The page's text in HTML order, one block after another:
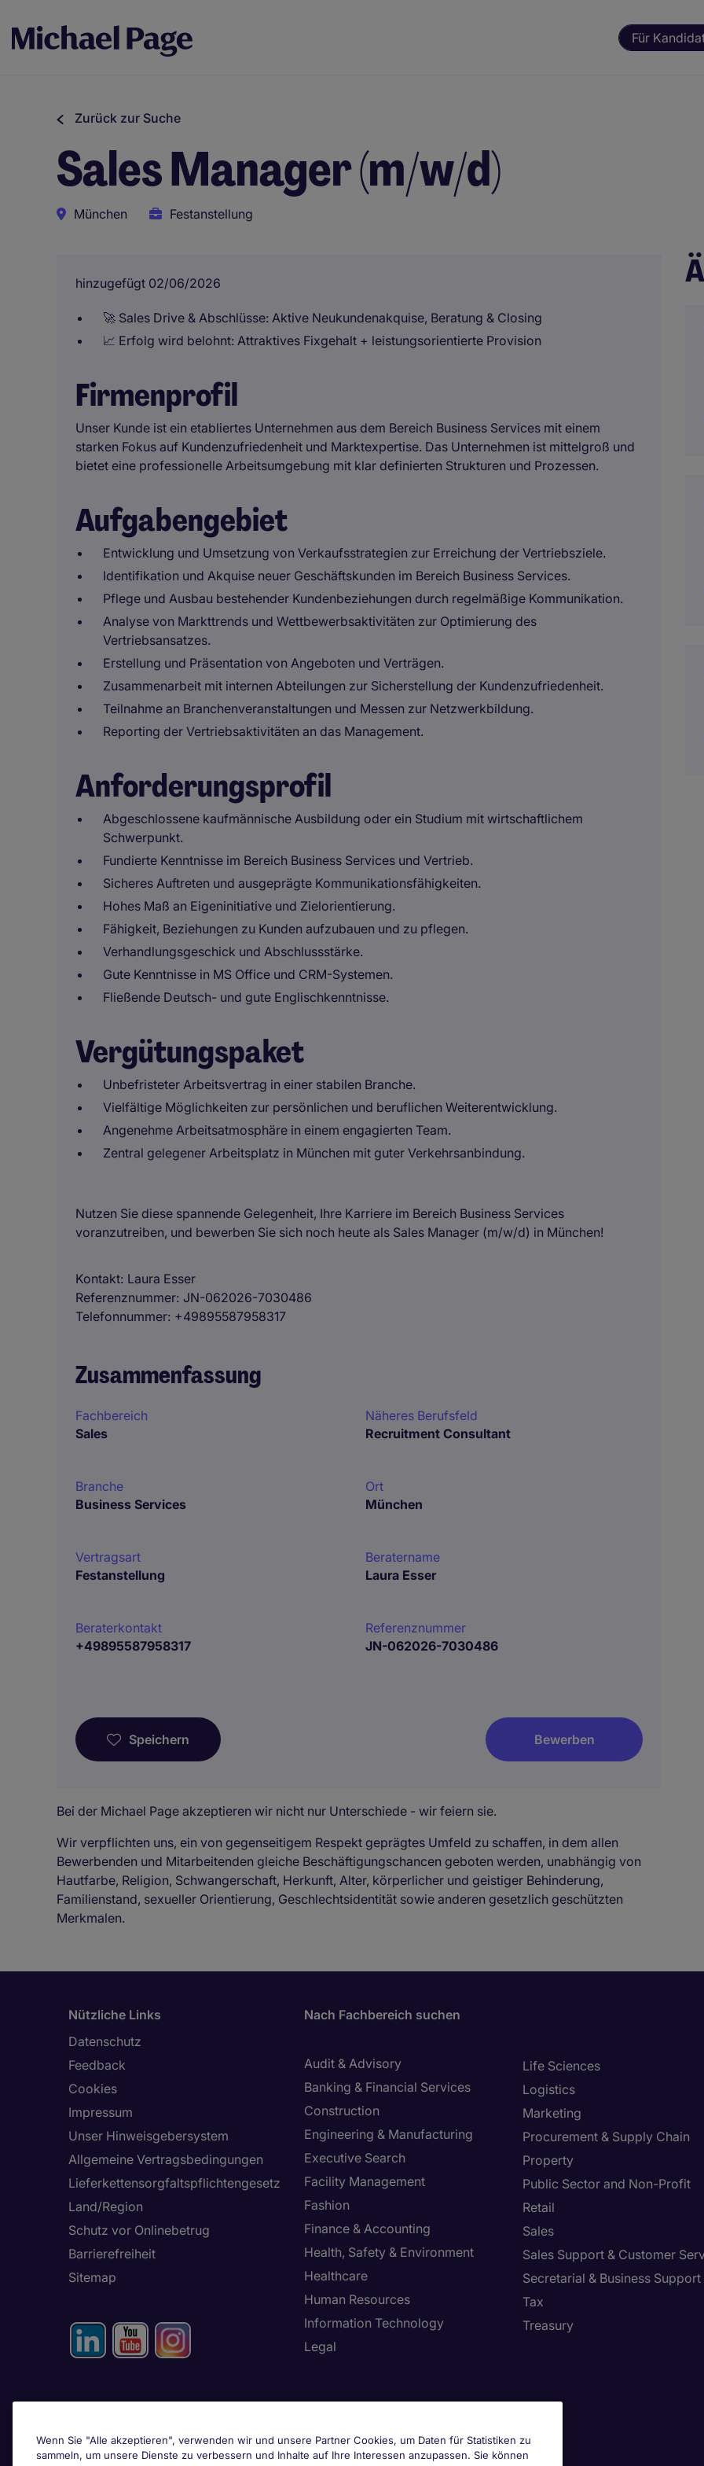
Für
Zurück zur Suche
Sales Manager (m/w/d)
München Festanstellung
hinzugefügt 02/06/2026
🚀 Sales Drive & Abschlüsse: Aktive Neukundenakquise, Beratung & Closing
📈 Erfolg wird belohnt: Attraktives Fixgehalt + leistungsorientierte Provision
Firmenprofil
Unser Kunde ist ein etabliertes Unternehmen aus dem Bereich Business Services mit einem
starken Fokus auf Kundenzufriedenheit und Marktexpertise. Das Unternehmen ist mittelgroß und
bietet eine professionelle Arbeitsumgebung mit klar definierten Strukturen und Prozessen.
Aufgabengebiet
Entwicklung und Umsetzung von Verkaufsstrategien zur Erreichung der Vertriebsziele.
Identifikation und Akquise neuer Geschäftskunden im Bereich Business Services.
Pflege und Ausbau bestehender Kundenbeziehungen durch regelmäßige Kommunikation.
Analyse von Markttrends und Wettbewerbsaktivitäten zur Optimierung des
Vertriebsansatzes.
Erstellung und Präsentation von Angeboten und Verträgen.
Zusammenarbeit mit internen Abteilungen zur Sicherstellung der Kundenzufriedenheit.
Teilnahme an Branchenveranstaltungen und Messen zur Netzwerkbildung.
Reporting der Vertriebsaktivitäten an das Management.
Anforderungsprofil
Abgeschlossene kaufmännische Ausbildung oder ein Studium mit wirtschaftlichem
Schwerpunkt.
Fundierte Kenntnisse im Bereich Business Services und Vertrieb.
Sicheres Auftreten und ausgeprägte Kommunikationsfähigkeiten.
Hohes Maß an Eigeninitiative und Zielorientierung.
Fähigkeit, Beziehungen zu Kunden aufzubauen und zu pflegen.
Verhandlungsgeschick und Abschlussstärke.
Gute Kenntnisse in MS Office und CRM-Systemen.
Fließende Deutsch- und gute Englischkenntnisse.
Vergütungspaket
Unbefristeter Arbeitsvertrag in einer stabilen Branche.
Vielfältige Möglichkeiten zur persönlichen und beruflichen Weiterentwicklung.
Angenehme Arbeitsatmosphäre in einem engagierten Team.
Zentral gelegener Arbeitsplatz in München mit guter Verkehrsanbindung.
Nutzen Sie diese spannende Gelegenheit, Ihre Karriere im Bereich Business Services
voranzutreiben, und bewerben Sie sich noch heute als Sales Manager (m/w/d) in München!
Kontakt Laura Esser
Referenznummer JN-062026-7030486
Telefonnummer +49895587958317
Zusammenfassung
Fachbereich
Sales
Näheres Berufsfeld
Recruitment Consultant
Branche
Business Services
Ort
München
Vertragsart
Festanstellung
Beratername
Laura Esser
Beraterkontakt
+49895587958317
Referenznummer
JN-062026-7030486
Speichern Bewerben
Bei der Michael Page akzeptieren wir nicht nur Unterschiede - wir feiern sie.
Wir verpflichten uns, ein von gegenseitigem Respekt geprägtes Umfeld zu schaffen, in dem allen
Bewerbenden und Mitarbeitenden gleiche Beschäftigungschancen geboten werden, unabhängig von
Hautfarbe, Religion, Schwangerschaft, Herkunft, Alter, körperlicher und geistiger Behinderung,
Familienstand, sexueller Orientierung, Geschlechtsidentität sowie anderen gesetzlich geschützten
Merkmalen.
Nützliche Links
Datenschutz
Feedback
Cookies
Impressum
Unser Hinweisgebersystem
Allgemeine Vertragsbedingungen
Lieferkettensorgfaltspflichtengesetz
Land/Region
Schutz vor Onlinebetrug
Barrierefreiheit
Sitemap
Einstellungen an
Nach Fachbereich suchen
Audit & Advisory
Banking & Financial Services
Construction
Engineering & Manufacturing
Executive Search
Facility Management
Fashion
Finance & Accounting
Health, Safety & Environment
Healthcare
Human Resources
Information Technology
Legal
Life Sciences
Logistics
Marketing
Procurement & Supply Chain
Property
Public Sector and Non-Profit
Retail
Sales
Sales Support & Customer
Secretarial & Business Support
Tax
Treasury
Wenn Sie "Alle akzeptieren", verwenden wir und unsere Partner Cookies, um Daten für Statistiken zu
sammeln, um unsere Dienste zu verbessern und Inhalte auf Ihre Interessen anzupassen. Sie können